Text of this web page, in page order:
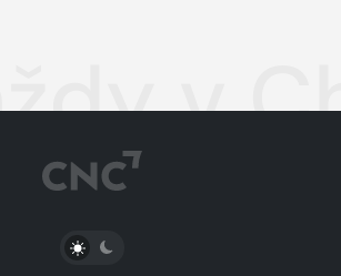
v
PŘEPNOUT SVĚTLÝ/TMAVÝ REŽIM